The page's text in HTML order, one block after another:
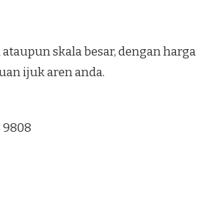
skala besar, dengan harga
ijuk aren anda.
9808